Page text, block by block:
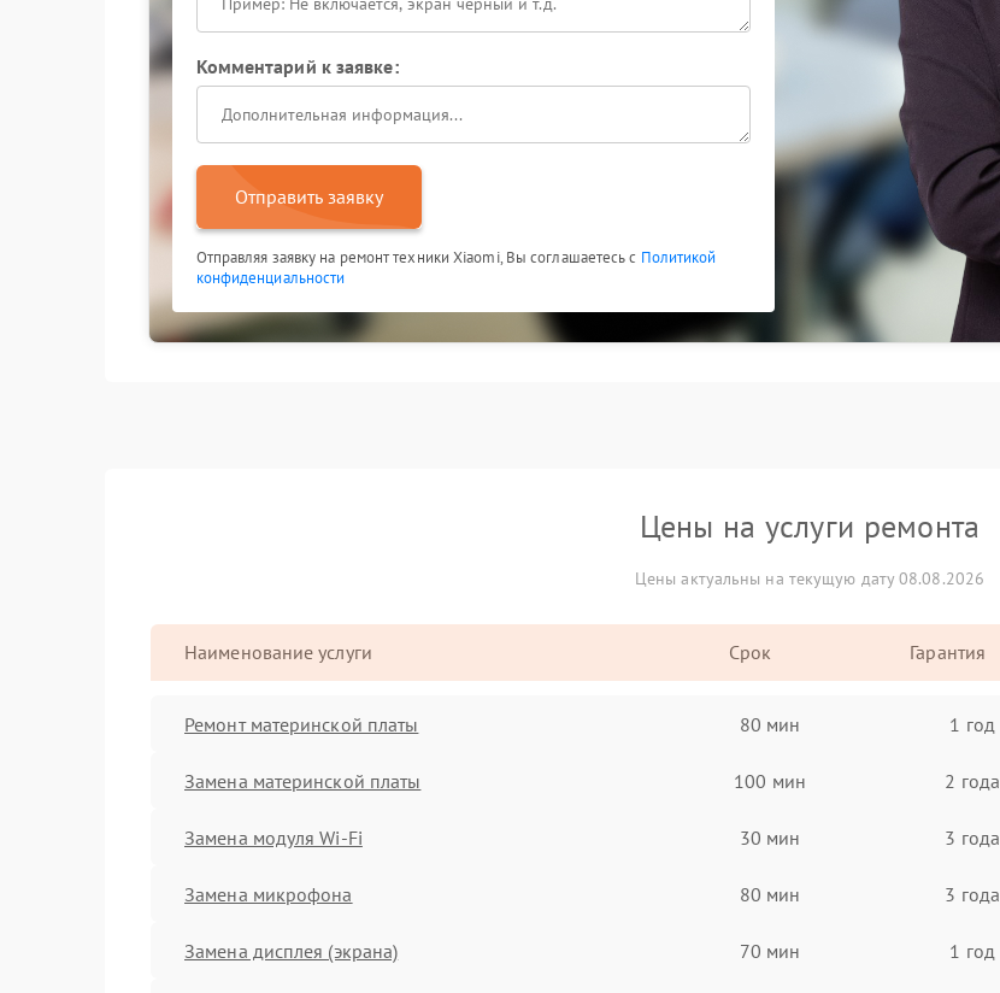
Комментарий к заявке:
Отправить заявку
Отправляя заявку на ремонт техники Xiaomi, Вы соглашаетесь с Политикой
конфиденциальности
Цены на услуги ремонта
Цены актуальны на текущую дату 08.08.2026
Наименование услуги Срок Гарантия
Ремонт материнской платы 80 мин 1 год
Замена материнской платы 100 мин 2 года
Замена модуля Wi-Fi 30 мин 3 года
Замена микрофона 80 мин 3 года
Замена дисплея (экрана) 70 мин 1 год